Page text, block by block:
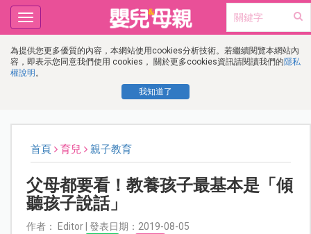
為提供您更多優質的內容，本網站使用cookies分析技術。若繼續閱覽本網站內
容，即表示您同意我們使用 cookies， 關於更多cookies資訊請閱讀我們的隱私
權說明 。
我知道了
Toggle
navigation
首頁 育兒 親子教育
父母都要看！教養孩子最基本是「傾
聽孩子說話」
作者： Editor | 發表日期：2019-08-05